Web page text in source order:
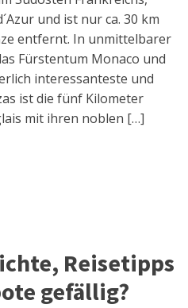
und ist nur ca. 30 km
entfernt. In unmittelbarer
Fürstentum Monaco und
interessanteste und
ist die fünf Kilometer
mit ihren noblen […]
Reisetipps
gefällig?